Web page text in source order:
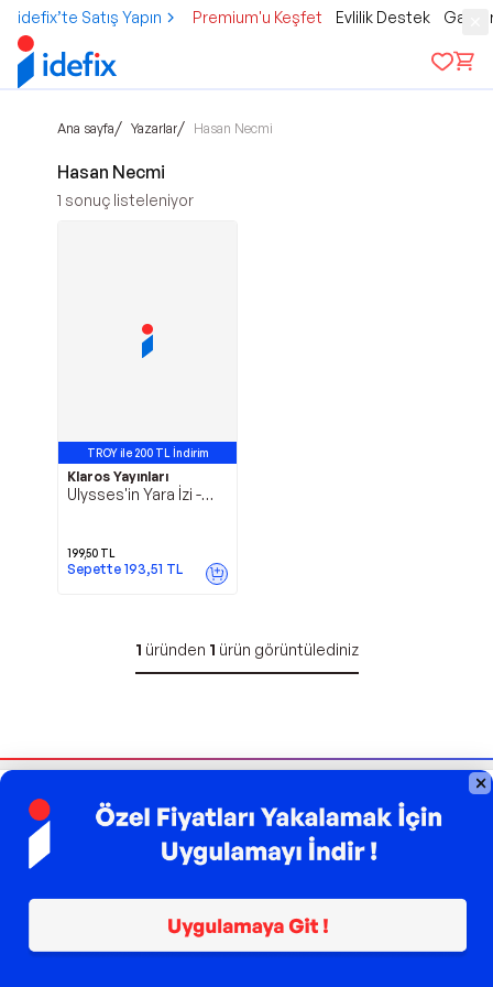
idefix’te Satış Yapın Premium'u Keşfet Evlilik Destek
Ana sayfa/ Yazarlar/ Hasan Necmi
Hasan Necmi
1 sonuç listeleniyor
TROY ile 200 TL İndirim
Klaros Yayınları
Ulysses'in Yara İzi -
199,50 TL
Sepette 193,51 TL
1 üründen 1 ürün görüntülediniz
Bizi Takip Edin